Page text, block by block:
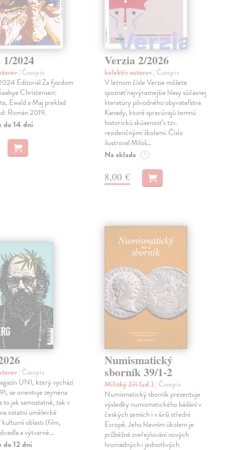
2024
| Časopis
Editoriál Za fjordom
Christensen:
Ewald a Maj preklad
Román 2019.
do 14 dní
Verzia 2/2026
kolektív autorov| Časopis
V letnom čísle Verzie môžete
spoznať najvýraznejšie hlasy súčasnej
literatúry pôvodného obyvateľstva
Kanady, ktoré spracúvajú temnú
historickú skúsenosť s tzv.
rezidenčnými školami. Číslo
ilustroval Miloš…
Na sklade ?
8,00 €
| Časopis
UNI, který vychází
se orientuje zejména
to jak samostatně, tak v
ostatní umělecké
kulturní oblasti (film,
a výtvarné…
do 12 dní
Numismatický
sborník 39/1-2
Militký Jiří (ed.)| Časopis
Numismatický sborník prezentuje
výsledky numismatického bádání v
českých zemích i v širší střední
Evropě. Jeho hlavním úkolem je
průběžné zveřejňování nových
hromadných i jednotlivých